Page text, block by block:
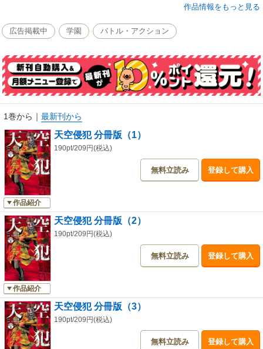
降りる事はできない」と書かれた看板。なんかムカついてきた！ こんな
【第１話～第４話を収録】
作品情報をもっと見る
広告掲載中 学園 バトル・アクション
1巻から ｜ 最新刊から
作品紹介
天空侵犯 分冊版（1）
190pt/209円(税込)
無料立読み 登録して購入
作品紹介
天空侵犯 分冊版（2）
190pt/209円(税込)
無料立読み 登録して購入
天空侵犯 分冊版（3）
190pt/209円(税込)
無料立読み 登録して購入